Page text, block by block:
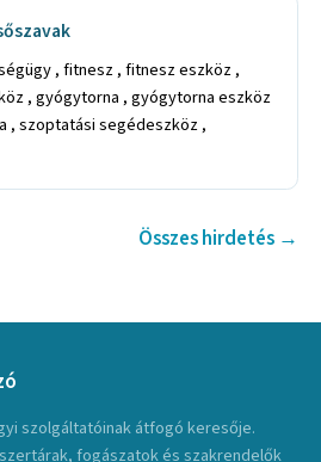
, fitnesz , fitnesz eszköz ,
, gyógytorna , gyógytorna eszköz
, szoptatási segédeszköz ,
Összes hirdetés →
szolgáltatóinak átfogó keresője.
fogászatok és szakrendelők